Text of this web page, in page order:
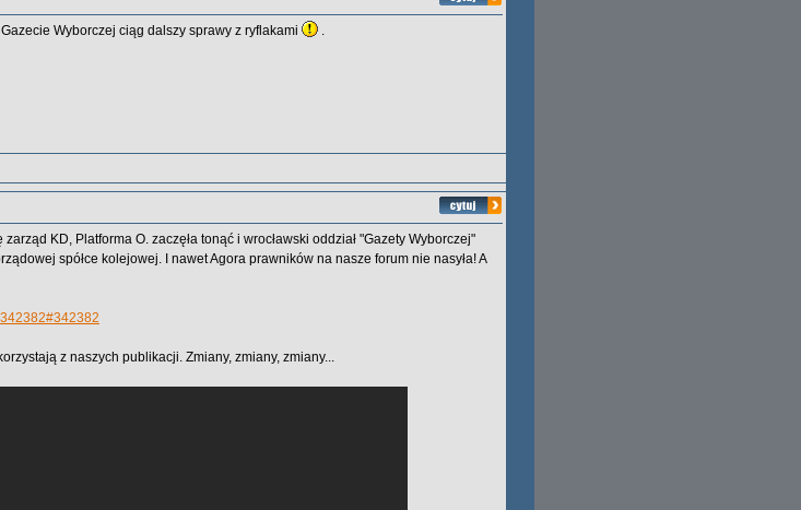
Wyborczej ciąg dalszy sprawy z ryflakami .
zarząd KD, Platforma O. zaczęła tonąć i wrocławski oddział "Gazety Wyborczej"
spółce kolejowej. I nawet Agora prawników na nasze forum nie nasyła! A
z naszych publikacji. Zmiany, zmiany, zmiany...